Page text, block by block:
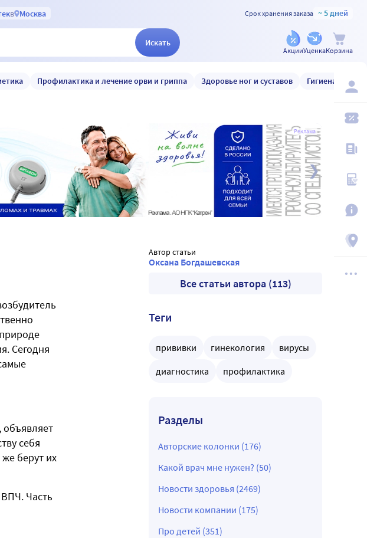
в Москва Срок хранения заказа ~ 5 дней
Искать
АкцииУценкаКорзина
Профилактика и лечение орви и гриппа Здоровье ног и суставов Гигиена и уход
Реклама
Сегодня
объявляет
себя
берут их
Часть
Автор статьи
Оксана Богдашевская
Все статьи автора (113)
Теги
прививки гинекология
вирусы
диагностика
профилактика
Разделы
Авторские колонки (176)
Какой врач мне нужен? (50)
Новости здоровья (2469)
Новости компании (175)
Про детей (351)